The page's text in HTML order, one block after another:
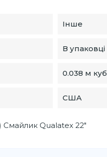
Інше
В упаковці
0.038 м куб
США
Смайлик Qualatex 22"